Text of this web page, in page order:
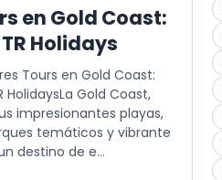
en Gold Coast:
Holidays
Tours en Gold Coast:
HolidaysLa Gold Coast,
impresionantes playas,
temáticos y vibrante
destino de e...